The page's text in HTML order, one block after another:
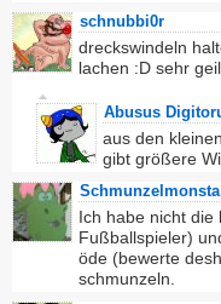
schnubbi0r
dreckswindeln
lachen :D sehr
Abusus
aus den
gibt größere
Schmunzelmonsta
Ich habe nicht die
Fußballspieler)
öde (bewerte
schmunzeln.